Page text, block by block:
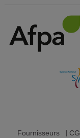
Fournisseurs|